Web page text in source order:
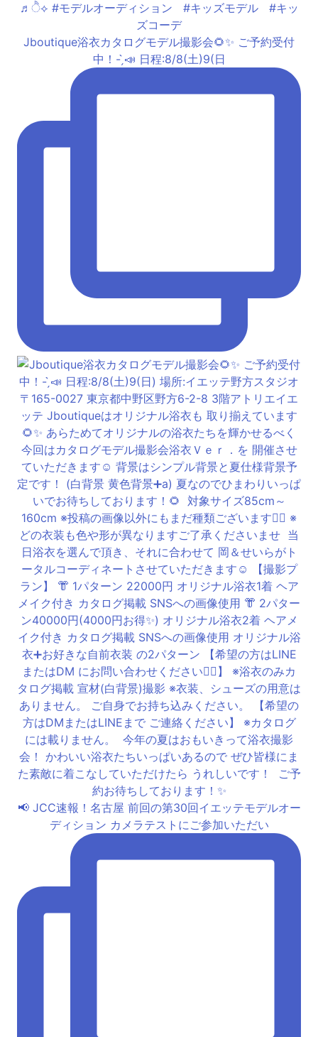
Jboutique浴衣カタログモデル撮影会🌻✨ ご予約受付
中！- ̗̀📣 日程:8/8(土)9(日
📢 JCC速報！名古屋 前回の第30回イエッテモデルオー
ディション カメラテストにご参加いただい